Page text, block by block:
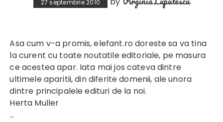
27 septembrie 2010
Asa cum v-a promis, elefant.ro doreste sa va tina
la curent cu toate noutatile editoriale, pe masura
ce acestea apar. Iata mai jos cateva dintre
ultimele aparitii, din diferite domenii, ale unora
dintre principalele edituri de la noi.
Herta Muller
…